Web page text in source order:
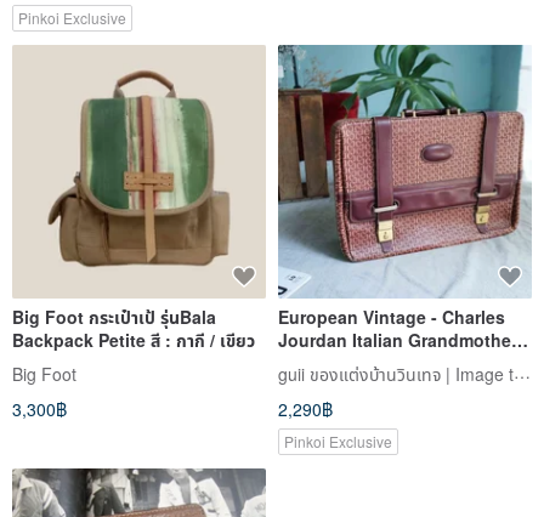
Pinkoi Exclusive
Big Foot กระเป๋าเป้ รุ่นBala
Backpack Petite สี : กากี / เขียว
Big Foot
3,300฿
European Vintage - Charles
Jourdan Italian Grandmother
Red Jacquard Antique Flip-
Top Handheld Luggage
guii ของแต่งบ้านวินเทจ | Image the Old Story
2,290฿
Pinkoi Exclusive